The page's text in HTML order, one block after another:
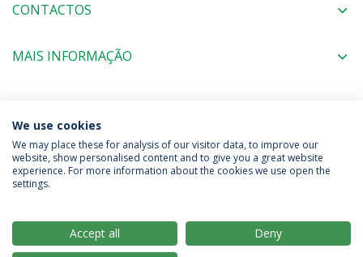
CONTACTOS
MAIS INFORMAÇÃO
COORDENAÇÃO
Política de Privacidade
Termos & Condições
We use cookies
We may place these for analysis of our visitor data, to improve our
website, show personalised content and to give you a great website
experience. For more information about the cookies we use open the
settings.
Accept all
Deny